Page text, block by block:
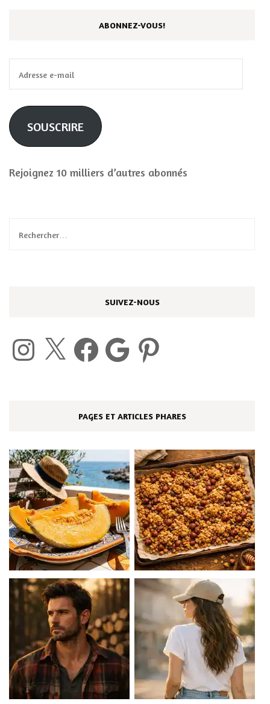
ABONNEZ-VOUS!
e-
mail
SOUSCRIRE
Rejoignez 10 milliers d’autres abonnés
Rechercher :
SUIVEZ-NOUS
Instagram Facebook Google Pinterest
PAGES ET ARTICLES PHARES